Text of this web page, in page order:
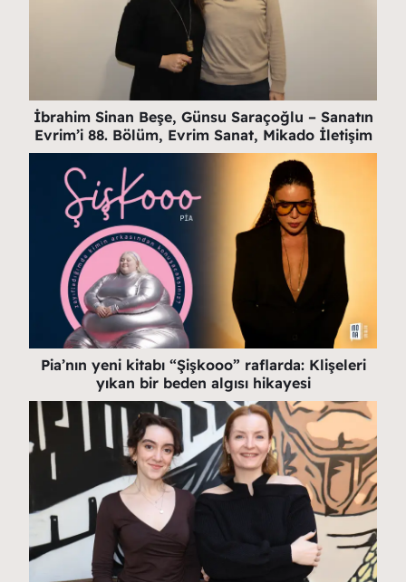
İbrahim Sinan Beşe, Günsu Saraçoğlu – Sanatın
Evrim’i 88. Bölüm, Evrim Sanat, Mikado İletişim
Pia’nın yeni kitabı “Şişkooo” raflarda: Klişeleri
yıkan bir beden algısı hikayesi